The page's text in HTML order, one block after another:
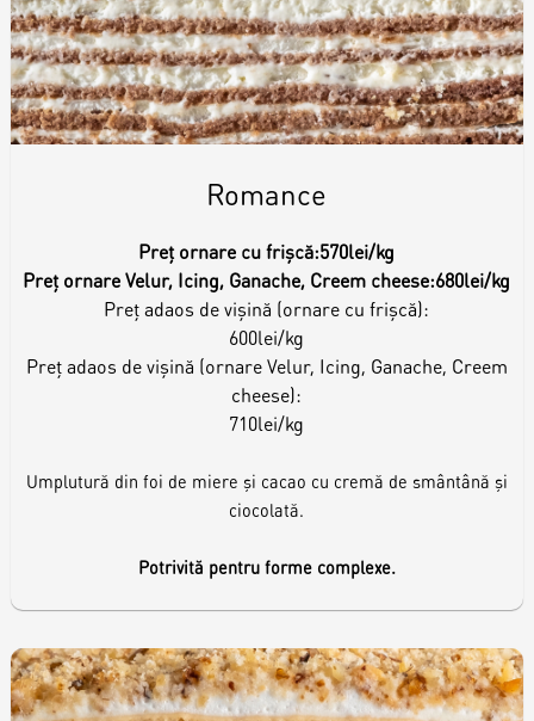
Romance
Preț ornare cu frișcă:570lei/kg
Preț ornare Velur, Icing, Ganache, Creem cheese:680lei/kg
Preț adaos de vișină (ornare cu frișcă):
600lei/kg
Preț adaos de vișină (ornare Velur, Icing, Ganache, Creem
cheese):
710lei/kg
Umplutură din foi de miere și cacao cu cremă de smântână și
ciocolată.
Potrivită pentru forme complexe.